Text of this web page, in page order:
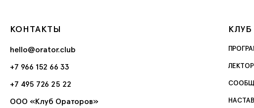
КОНТАКТЫ
hello@orator.club
+7 966 152 66 33
+7 495 726 25 22
ООО «Клуб Ораторов»
КЛУБ